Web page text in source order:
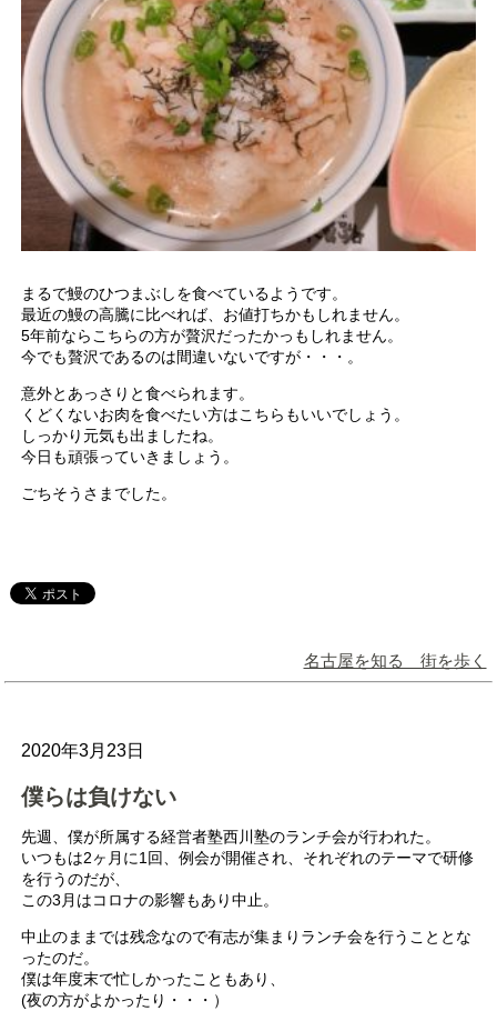
まるで鰻のひつまぶしを食べているようです。
最近の鰻の高騰に比べれば、お値打ちかもしれません。
5年前ならこちらの方が贅沢だったかっもしれません。
今でも贅沢であるのは間違いないですが・・・。
意外とあっさりと食べられます。
くどくないお肉を食べたい方はこちらもいいでしょう。
しっかり元気も出ましたね。
今日も頑張っていきましょう。
ごちそうさまでした。
名古屋を知る 街を歩く
2020年3月23日
僕らは負けない
先週、僕が所属する経営者塾西川塾のランチ会が行われた。
いつもは2ヶ月に1回、例会が開催され、それぞれのテーマで研修
を行うのだが、
この3月はコロナの影響もあり中止。
中止のままでは残念なので有志が集まりランチ会を行うこととな
ったのだ。
僕は年度末で忙しかったこともあり、
(夜の方がよかったり・・・）